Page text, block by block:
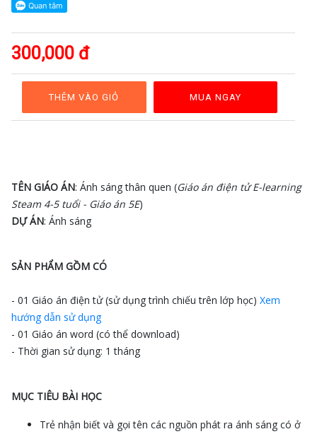
Kỹ
năng
sống
Mầm
non
Cộng
300,000 đ
THÊM VÀO GIỎ MUA NGAY
TÊN GIÁO ÁN: Ánh sáng thân quen (Giáo án điện tử E-learning
Steam 4-5 tuổi - Giáo án 5E)
DỰ ÁN: Ánh sáng
SẢN PHẨM GỒM CÓ
- 01 Giáo án điện tử (sử dụng trình chiếu trên lớp học) Xem
hướng dẫn sử dụng
- 01 Giáo án word (có thể download)
- Thời gian sử dụng: 1 tháng
MỤC TIÊU BÀI HỌC
Trẻ nhận biết và gọi tên các nguồn phát ra ánh sáng có ở